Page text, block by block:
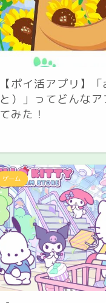
【ポイ活アプリ】
と）」ってどんな
てみた！
ゲーム